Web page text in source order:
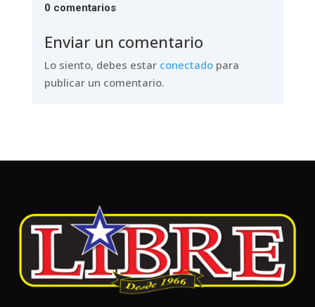
0 comentarios
Enviar un comentario
Lo siento, debes estar conectadopara
publicar un comentario.